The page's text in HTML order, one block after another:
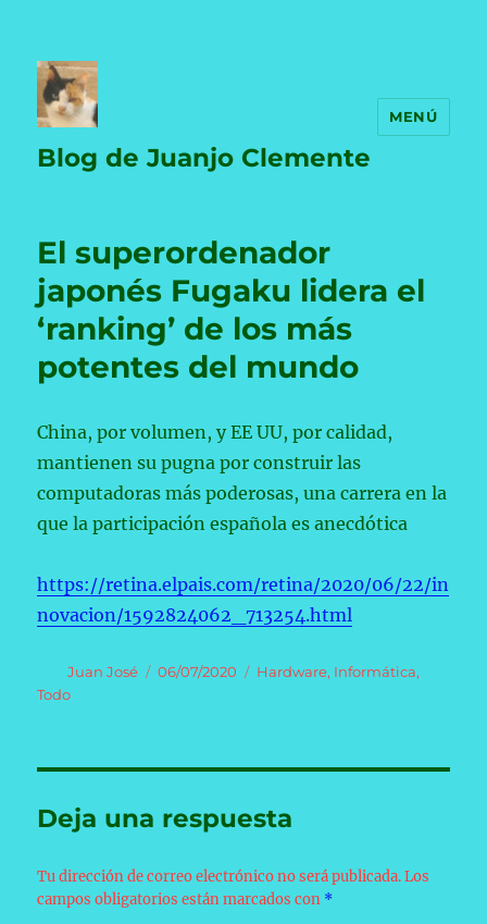
Blog de Juanjo Clemente
MENÚ
El superordenador
japonés Fugaku lidera el
‘ranking’ de los más
potentes del mundo
China, por volumen, y EE UU, por calidad,
mantienen su pugna por construir las
computadoras más poderosas, una carrera en la
que la participación española es anecdótica
https://retina.elpais.com/retina/2020/06/22/in
novacion/1592824062_713254.html
Autor
Juan José
Publicado
06/07/2020 Categorías
Hardware, Informática,
Todo
Deja una respuesta
Tu dirección de correo electrónico no será publicada. Los
campos obligatorios están marcados con *